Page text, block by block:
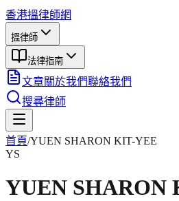
香港搵律師網
搵律師
法律指南
文章關於我們聯絡我們
搜尋律師
首頁/YUEN SHARON KIT-YEE
YS
YUEN SHARON